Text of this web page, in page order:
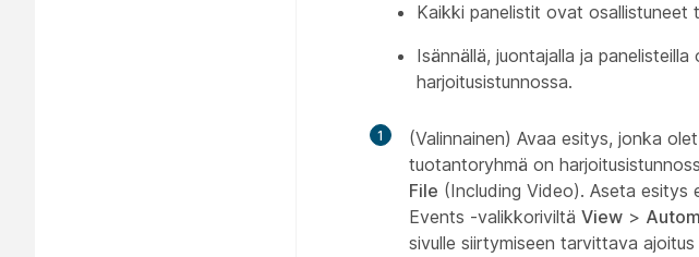
Kaikki panelistit ovat osallistuneet
Isännällä, juontajalla ja
harjoitusistunnossa.
1
(Valinnainen) Avaa esitys, jonka
tuotantoryhmä on
File (Including Video). Aseta esitys
Events -valikkoriviltä View >
sivulle siirtymiseen tarvittava